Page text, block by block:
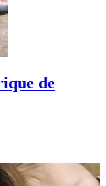
de